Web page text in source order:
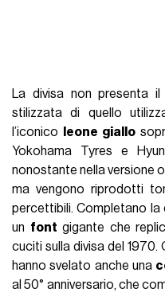
La divisa non presenta
stilizzata di quello
l’iconico
leone giallo
Yokohama Tyres e
nonostante nella versione
ma vengono riprodotti
percettibili. Completano la
un font gigante che
cuciti sulla divisa del 1970.
hanno svelato anche una
al 50° anniversario, che